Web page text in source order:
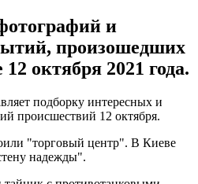
и
произошедших
октября 2021 года.
подборку интересных и
происшествий 12 октября.
"торговый центр". В Киеве
надежды".